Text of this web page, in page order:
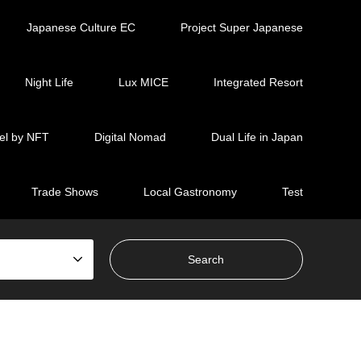
Japanese Culture EC Project Super Japanese
Night Life Lux MICE Integrated Resort
by NFT Digital Nomad Dual Life in Japan
Trade Shows Local Gastronomy Test